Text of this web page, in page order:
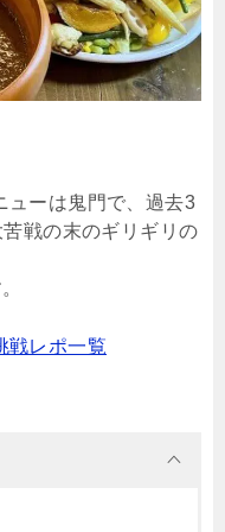
ューは鬼門で、過去3
戦の末のギリギリの
戦レポ一覧